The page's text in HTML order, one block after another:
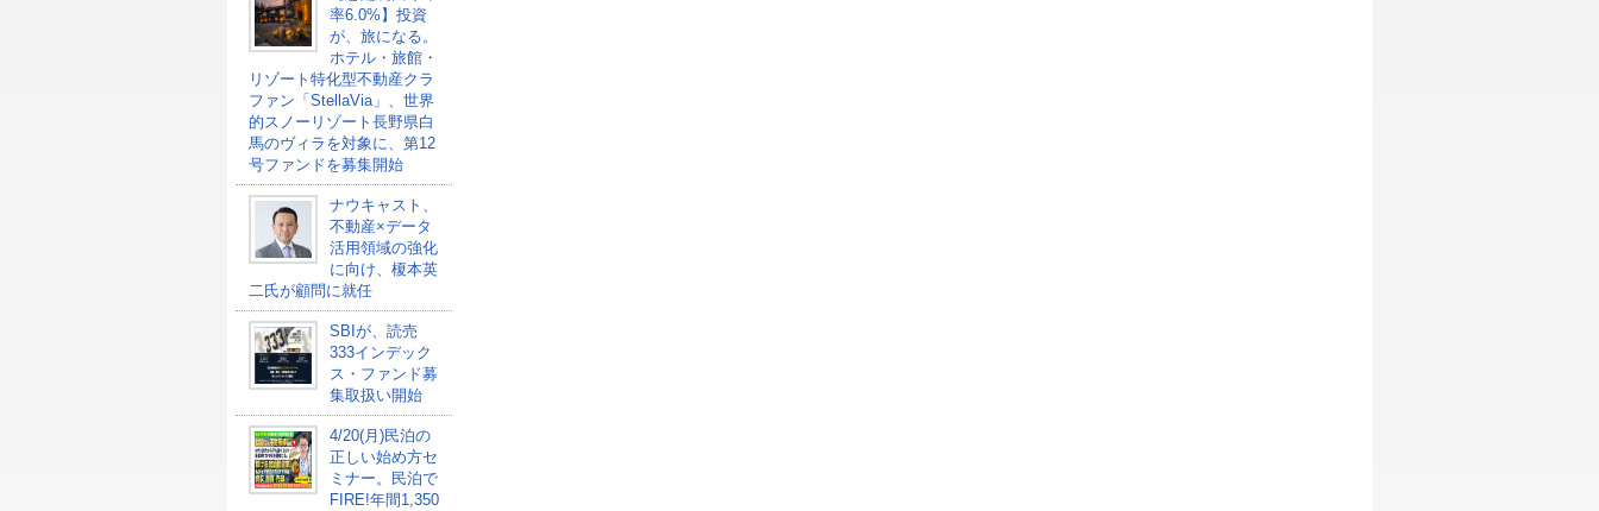
率6.0%】投資
が、旅になる。
ホテル・旅館・
リゾート特化型不動産クラ
ファン「StellaVia」、世界
的スノーリゾート長野県白
馬のヴィラを対象に、第12
号ファンドを募集開始
ナウキャスト、
不動産×データ
活用領域の強化
に向け、榎本英
二氏が顧問に就任
SBIが、読売
333インデック
ス・ファンド募
集取扱い開始
4/20(月)民泊の
正しい始め方セ
ミナー。民泊で
FIRE!年間1,350